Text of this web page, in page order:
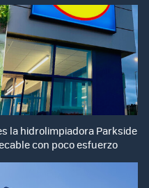
la hidrolimpiadora Parkside
con poco esfuerzo